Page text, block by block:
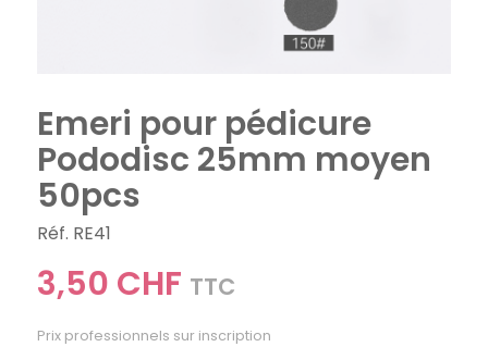
Emeri pour pédicure
Pododisc 25mm moyen
50pcs
Réf. RE41
3,50 CHF TTC
Prix professionnels sur inscription